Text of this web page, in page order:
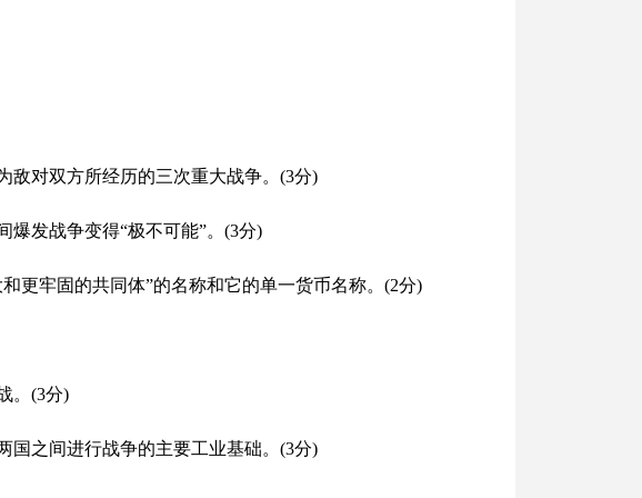
敌对双方所经历的三次重大战争。(3分)
爆发战争变得“极不可能”。(3分)
更牢固的共同体”的名称和它的单一货币名称。(2分)
。(3分)
国之间进行战争的主要工业基础。(3分)